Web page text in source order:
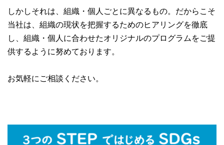
しかしそれは、組織・個人ごとに異なるもの。だからこそ
当社は、組織の現状を把握するためのヒアリングを徹底
し、組織・個人に合わせたオリジナルのプログラムをご提
供するように努めております。
お気軽にご相談ください。